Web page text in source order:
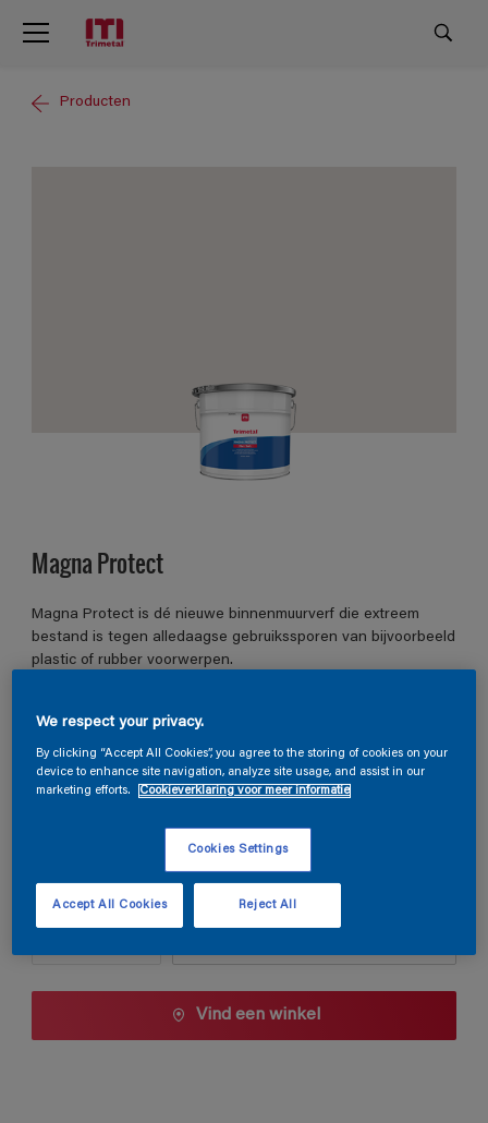
Producten
Magna Protect
Magna Protect is dé nieuwe binnenmuurverf die extreem
bestand is tegen alledaagse gebruikssporen van bijvoorbeeld
plastic of rubber voorwerpen.
CN.01.83
Grootte
Aantal Verfcalculator
Vind een winkel
We respect your privacy.
By clicking “Accept All Cookies”, you agree to the storing of cookies on your
device to enhance site navigation, analyze site usage, and assist in our
marketing efforts.
Cookieverklaring voor meer informatie
Cookies Settings
Reject All
Accept All Cookies